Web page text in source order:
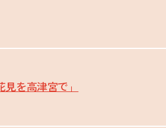
を高津宮で」